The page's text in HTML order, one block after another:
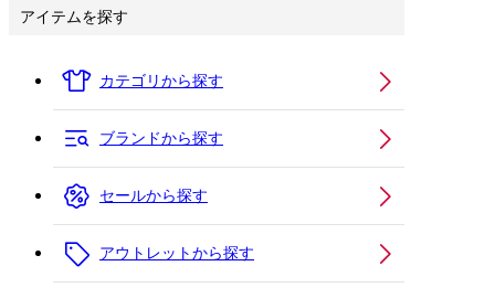
アイテムを探す
カテゴリから探す
ブランドから探す
セールから探す
アウトレットから探す